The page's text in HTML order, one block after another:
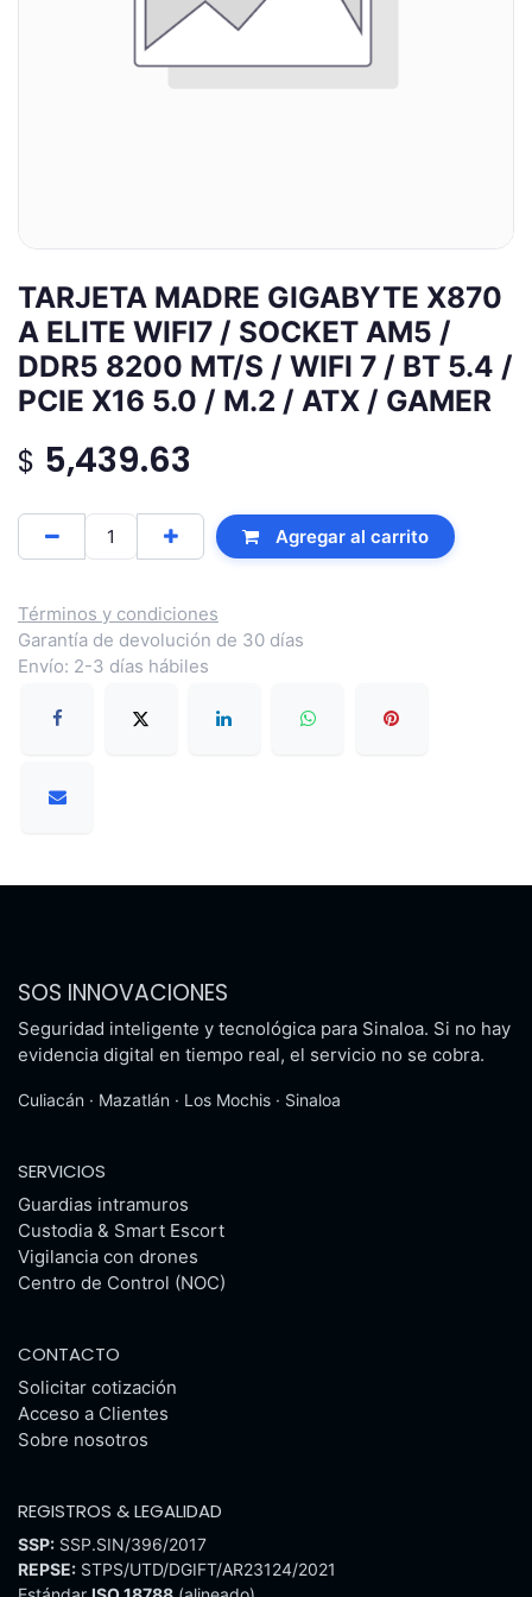
TARJETA MADRE GIGABYTE X870
A ELITE WIFI7 / SOCKET AM5 /
DDR5 8200 MT/S / WIFI 7 / BT 5.4 /
PCIE X16 5.0 / M.2 / ATX / GAMER
$ 5,439.63
Agregar al carrito
Términos y condiciones
Garantía de devolución de 30 días
Envío: 2-3 días hábiles
SOS INNOVACIONES
Seguridad inteligente y tecnológica para Sinaloa. Si no hay
evidencia digital en tiempo real, el servicio no se cobra.
Culiacán · Mazatlán · Los Mochis · Sinaloa
SERVICIOS
Guardias intramuros
Custodia & Smart Escort
Vigilancia con drones
Centro de Control (NOC)
CONTACTO
Solicitar cotización
Acceso a Clientes
Sobre nosotros
REGISTROS & LEGALIDAD
SSP: SSP.SIN/396/2017
REPSE: STPS/UTD/DGIFT/AR23124/2021